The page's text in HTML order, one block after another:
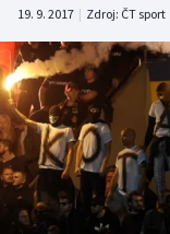
Atletika
Cyklistika
DALŠÍ SPORTY
Americký fotbal
Baseball a softbal
NEPŘEHLÉDNĚTE
Soutěže
19. 9. 2017 | Zdroj: ČT sport